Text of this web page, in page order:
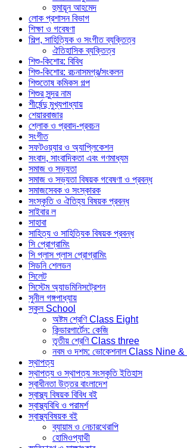
হুমায়ূন আহমেদ
লোক প্রশাসন বিভাগ
শিক্ষা ও গবেষণা
শিল্প, সাহিত্যিক ও সংগীত ব্যক্তিত্ব
ঐতিহাসিক ব্যক্তিত্ব
শিশু-কিশোর: বিবিধ
শিশু-কিশোর: রচনাসমগ্র/সংকলন
শিশুতোষ কমিকস গল্প
শিশুর সুন্দর নাম
শীর্ষেন্দু মুখ্যপাধ্যায়
শেয়ারবাজার
শ্লোক ও প্রবাদ-প্রবচন
সংগীত
সফটওয়্যার ও অ্যাপ্লিকেশন
সংবাদ, সাংবাদিকতা এবং গণমাধ্যম
সমাজ ও সভ্যতা
সমাজ ও সভ্যতা বিষয়ক গবেষণা ও প্রবন্ধ
সমাজসেবক ও সংস্কারক
সংস্কৃতি ও ঐতিহ্য বিষয়ক প্রবন্ধ
সাইবার ল
সাহাবা
সাহিত্য ও সাহিত্যিক বিষয়ক প্রবন্ধ
সি প্রোগ্রামিং
সি প্লাস প্লাস প্রোগ্রামিং
সিডনি শেলডন
সিলেট
সিস্টেম অ্যাডমিনিসট্রেশন
সুনীল গঙ্গপাধ্যায়
স্কুল School
অষ্টম শ্রেণি Class Eight
কিন্ডারগার্টেন: কেজি
তৃতীয় শ্রেণি Class three
নবম ও দশম: ভোকেশনাল Class Nine
স্থাপত্য
স্থাপত্য ও স্থাপত্য সংস্কৃতি ইতিহাস
স্বাধীনতা উত্তর বাংলাদেশ
স্বাস্থ্য বিষয়ক বিবিধ বই
স্বাস্থ্যবিধি ও পরামর্শ
স্বাস্থ্যবিষয়ক বই
ব্যায়াম ও নেচারথেরাপি
হোমিওপ্যাথী